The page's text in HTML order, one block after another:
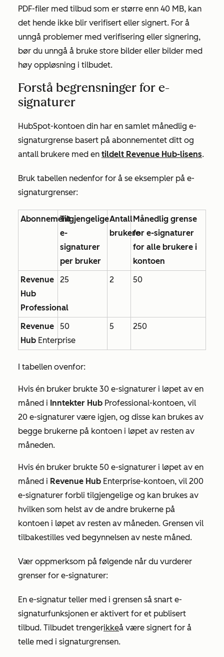
PDF-filer med tilbud som er større enn 40 MB, kan
det hende ikke blir verifisert eller signert. For å
unngå problemer med verifisering eller signering,
bør du unngå å bruke store bilder eller bilder med
høy oppløsning i tilbudet.
Forstå begrensninger for e-
signaturer
HubSpot-kontoen din har en samlet månedlig e-
signaturgrense basert på abonnementet ditt og
antall brukere med en tildelt Revenue Hub-lisens.
Bruk tabellen nedenfor for å se eksempler på e-
signaturgrenser:
AbonnementTilgjengelige
e-
signaturer
per bruker
Antall
brukere
Månedlig grense
for e-signaturer
for alle brukere i
kontoen
Revenue
Hub
Professional
25 2 50
Revenue
Hub Enterprise
50 5 250
I tabellen ovenfor:
Hvis én bruker brukte 30 e-signaturer i løpet av en
måned i Inntekter Hub Professional-kontoen, vil
20 e-signaturer være igjen, og disse kan brukes av
begge brukerne på kontoen i løpet av resten av
måneden.
Hvis én bruker brukte 50 e-signaturer i løpet av en
måned i Revenue Hub Enterprise-kontoen, vil 200
e-signaturer forbli tilgjengelige og kan brukes av
hvilken som helst av de andre brukerne på
kontoen i løpet av resten av måneden. Grensen vil
tilbakestilles ved begynnelsen av neste måned.
Vær oppmerksom på følgende når du vurderer
grenser for e-signaturer:
En e-signatur teller med i grensen så snart e-
signaturfunksjonen er aktivert for et publisert
tilbud. Tilbudet trengerikkeå være signert for å
telle med i signaturgrensen.